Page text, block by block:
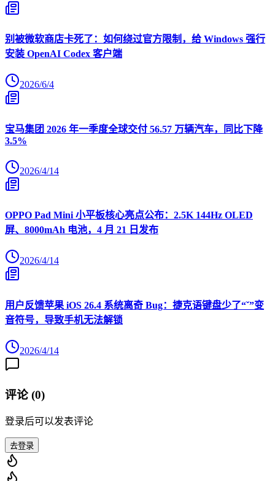
别被微软商店卡死了：如何绕过官方限制，给 Windows 强行
安装 OpenAI Codex 客户端
2026/6/4
宝马集团 2026 年一季度全球交付 56.57 万辆汽车，同比下降
3.5%
2026/4/14
OPPO Pad Mini 小平板核心亮点公布：2.5K 144Hz OLED
屏、8000mAh 电池，4 月 21 日发布
2026/4/14
用户反馈苹果 iOS 26.4 系统离奇 Bug：捷克语键盘少了“ˇ”变
音符号，导致手机无法解锁
2026/4/14
评论 (0)
登录后可以发表评论
去登录